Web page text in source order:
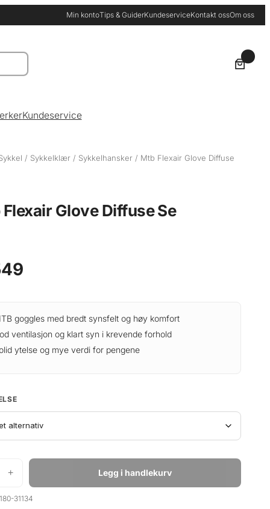
Min kontoTips & GuiderKundeserviceKontakt ossOm oss
Kundeservice
/ Sykkelklær / Sykkelhansker / Mtb Flexair Glove Diffuse
Glove Diffuse Se
goggles med bredt synsfelt og høy komfort
ventilasjon og klart syn i krevende forhold
ytelse og mye verdi for pengene
+ Legg i handlekurv
31134